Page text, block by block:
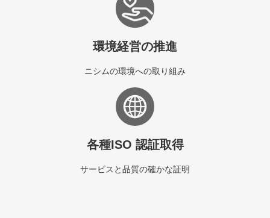
環境経営の推進
ニシムの環境への取り組み
各種ISO 認証取得
サービスと品質の確かな証明